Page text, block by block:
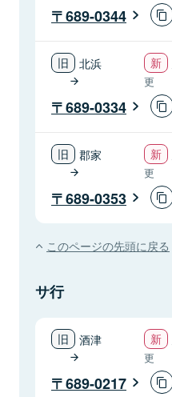
689-0344
北浜
更
689-0334
郡家
更
689-0353
このページの先頭に戻る
サ行
酒津
更
689-0217